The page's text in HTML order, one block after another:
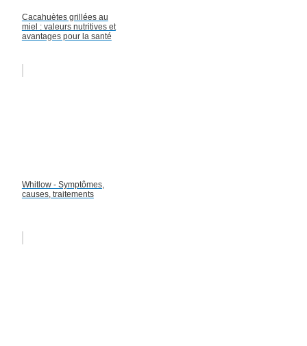
Cacahuètes grillées au
miel : valeurs nutritives et
avantages pour la santé
Whitlow - Symptômes,
causes, traitements